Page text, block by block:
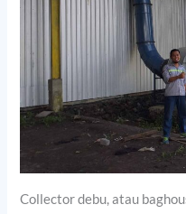
Collector debu, atau